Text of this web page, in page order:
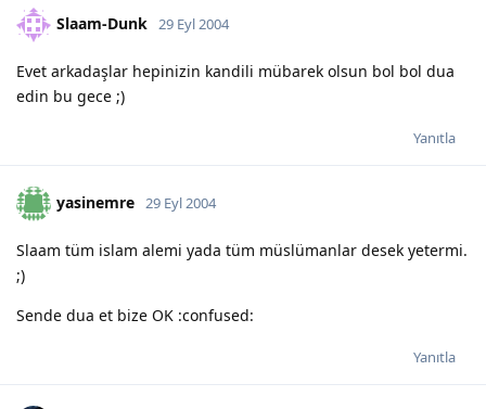
Slaam-Dunk 29 Eyl 2004
Evet arkadaşlar hepinizin kandili mübarek olsun bol bol dua
edin bu gece ;)
Yanıtla
yasinemre 29 Eyl 2004
Slaam tüm islam alemi yada tüm müslümanlar desek yetermi.
;)
Sende dua et bize OK :confused:
Yanıtla